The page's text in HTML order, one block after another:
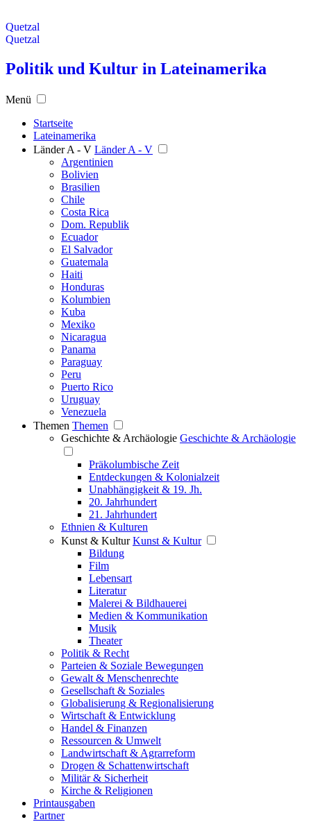
Quetzal
Quetzal
Politik und Kultur in Lateinamerika
Menü
Startseite
Lateinamerika
Länder A - V Länder A - V
Argentinien
Bolivien
Brasilien
Chile
Costa Rica
Dom. Republik
Ecuador
El Salvador
Guatemala
Haiti
Honduras
Kolumbien
Kuba
Mexiko
Nicaragua
Panama
Paraguay
Peru
Puerto Rico
Uruguay
Venezuela
Themen Themen
Geschichte & Archäologie Geschichte & Archäologie
Präkolumbische Zeit
Entdeckungen & Kolonialzeit
Unabhängigkeit & 19. Jh.
20. Jahrhundert
21. Jahrhundert
Ethnien & Kulturen
Kunst & Kultur Kunst & Kultur
Bildung
Film
Lebensart
Literatur
Malerei & Bildhauerei
Medien & Kommunikation
Musik
Theater
Politik & Recht
Parteien & Soziale Bewegungen
Gewalt & Menschenrechte
Gesellschaft & Soziales
Globalisierung & Regionalisierung
Wirtschaft & Entwicklung
Handel & Finanzen
Ressourcen & Umwelt
Landwirtschaft & Agrarreform
Drogen & Schattenwirtschaft
Militär & Sicherheit
Kirche & Religionen
Printausgaben
Partner